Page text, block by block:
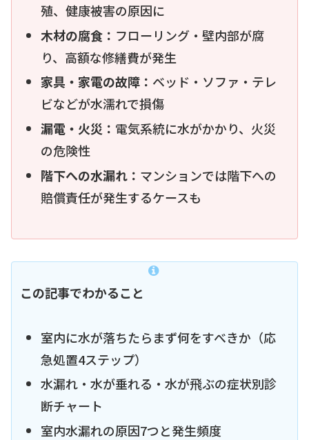
殖、健康被害の原因に
木材の腐食： フローリング・壁内部が腐
り、高額な修繕費が発生
家具・家電の故障： ベッド・ソファ・テレ
ビなどが水濡れで損傷
漏電・火災： 電気系統に水がかかり、火災
の危険性
階下への水漏れ： マンションでは階下への
賠償責任が発生するケースも
この記事でわかること
室内に水が落ちたらまず何をすべきか（応
急処置4ステップ）
水漏れ・水が垂れる・水が飛ぶの症状別診
断チャート
室内水漏れの原因7つと発生頻度